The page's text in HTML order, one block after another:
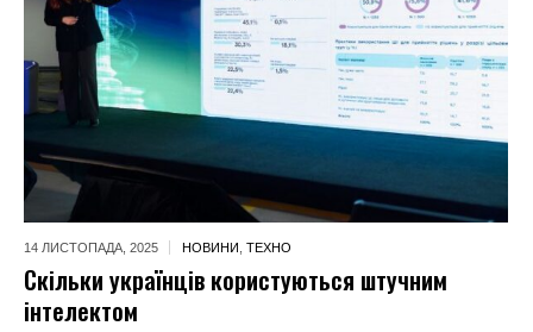
14 ЛИСТОПАДА, 2025 НОВИНИ ТЕХНО
Скільки українців користуються штучним
інтелектом